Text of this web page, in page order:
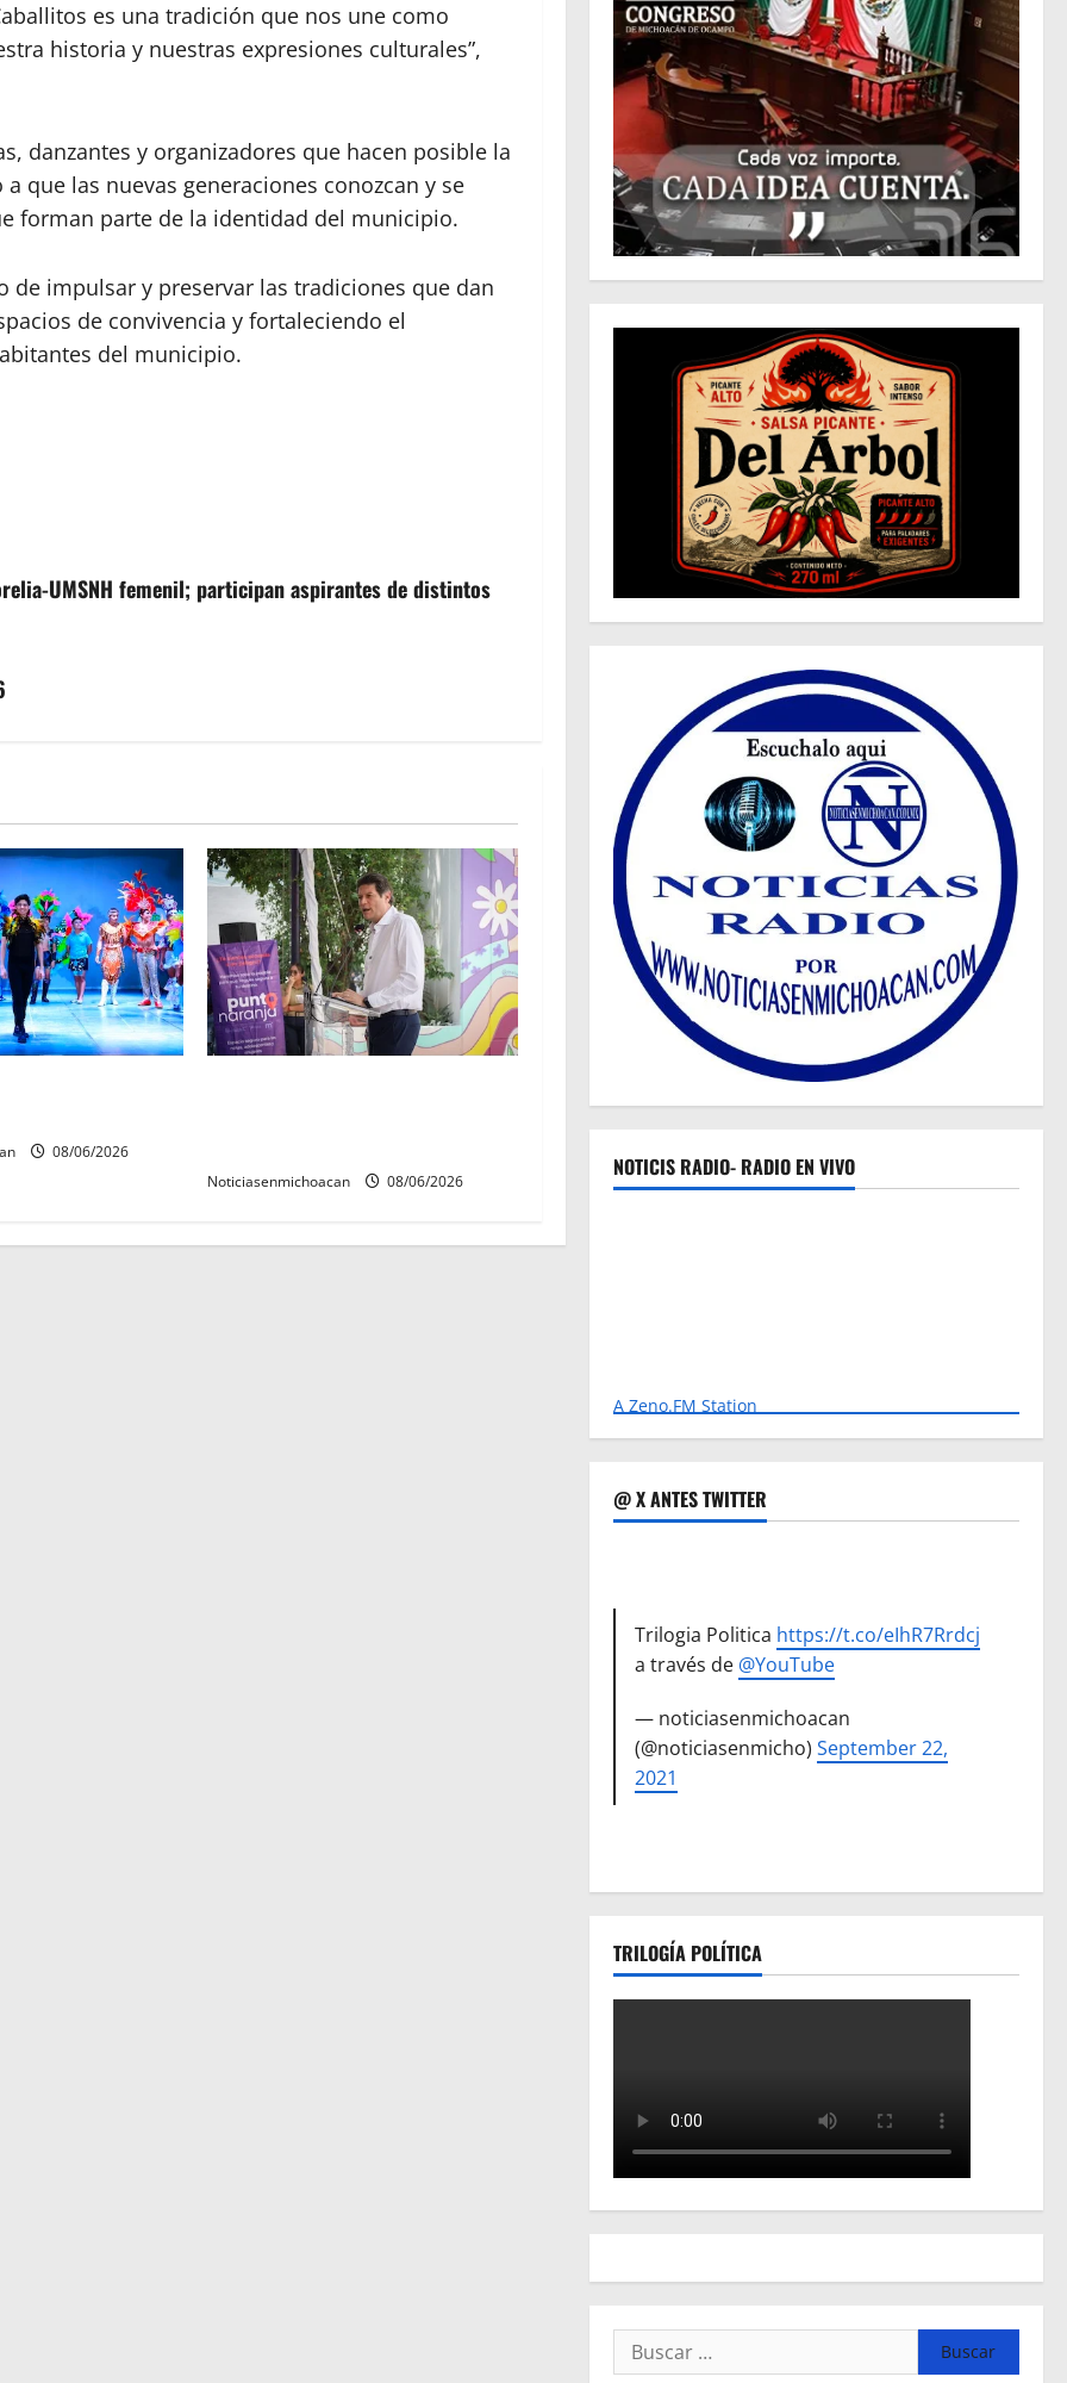
es una tradición que nos une como
historia y nuestras expresiones culturales”,
danzantes y organizadores que hacen posible la
que las nuevas generaciones conozcan y se
forman parte de la identidad del municipio.
impulsar y preservar las tradiciones que dan
de convivencia y fortaleciendo el
del municipio.
UMSNH femenil; participan aspirantes de distintos
08/06/2026
Noticiasenmichoacan 08/06/2026
NOTICIS RADIO- RADIO EN VIVO
A Zeno.FM Station
@ X ANTES TWITTER
Trilogia Politica https://t.co/eIhR7Rrdcj
a través de @YouTube
— noticiasenmichoacan
(@noticiasenmicho)September 22,
2021
TRILOGÍA POLÍTICA
Buscar: